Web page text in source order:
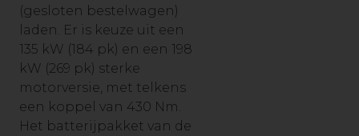
(gesloten bestelwagen)
laden. Er is keuze uit een
135 kW (184 pk) en een 198
kW (269 pk) sterke
motorversie, met telkens
een koppel van 430 Nm.
Het batterijpakket van de